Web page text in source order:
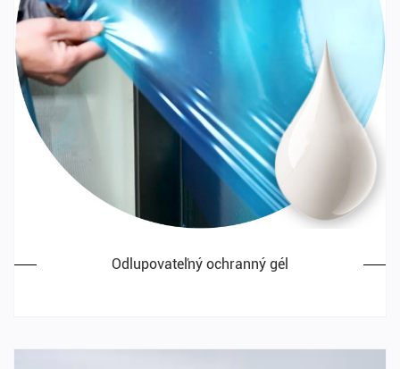
Odlupovateľný ochranný gél